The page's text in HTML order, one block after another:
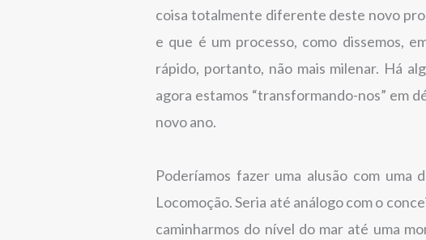
coisa totalmente diferente deste novo
e que é um processo, como dissemos,
rápido, portanto, não mais milenar. Há
agora estamos “transformando-nos” em
novo ano.
Poderíamos fazer uma alusão com uma
Locomoção. Seria até análogo com o
caminharmos do nível do mar até uma